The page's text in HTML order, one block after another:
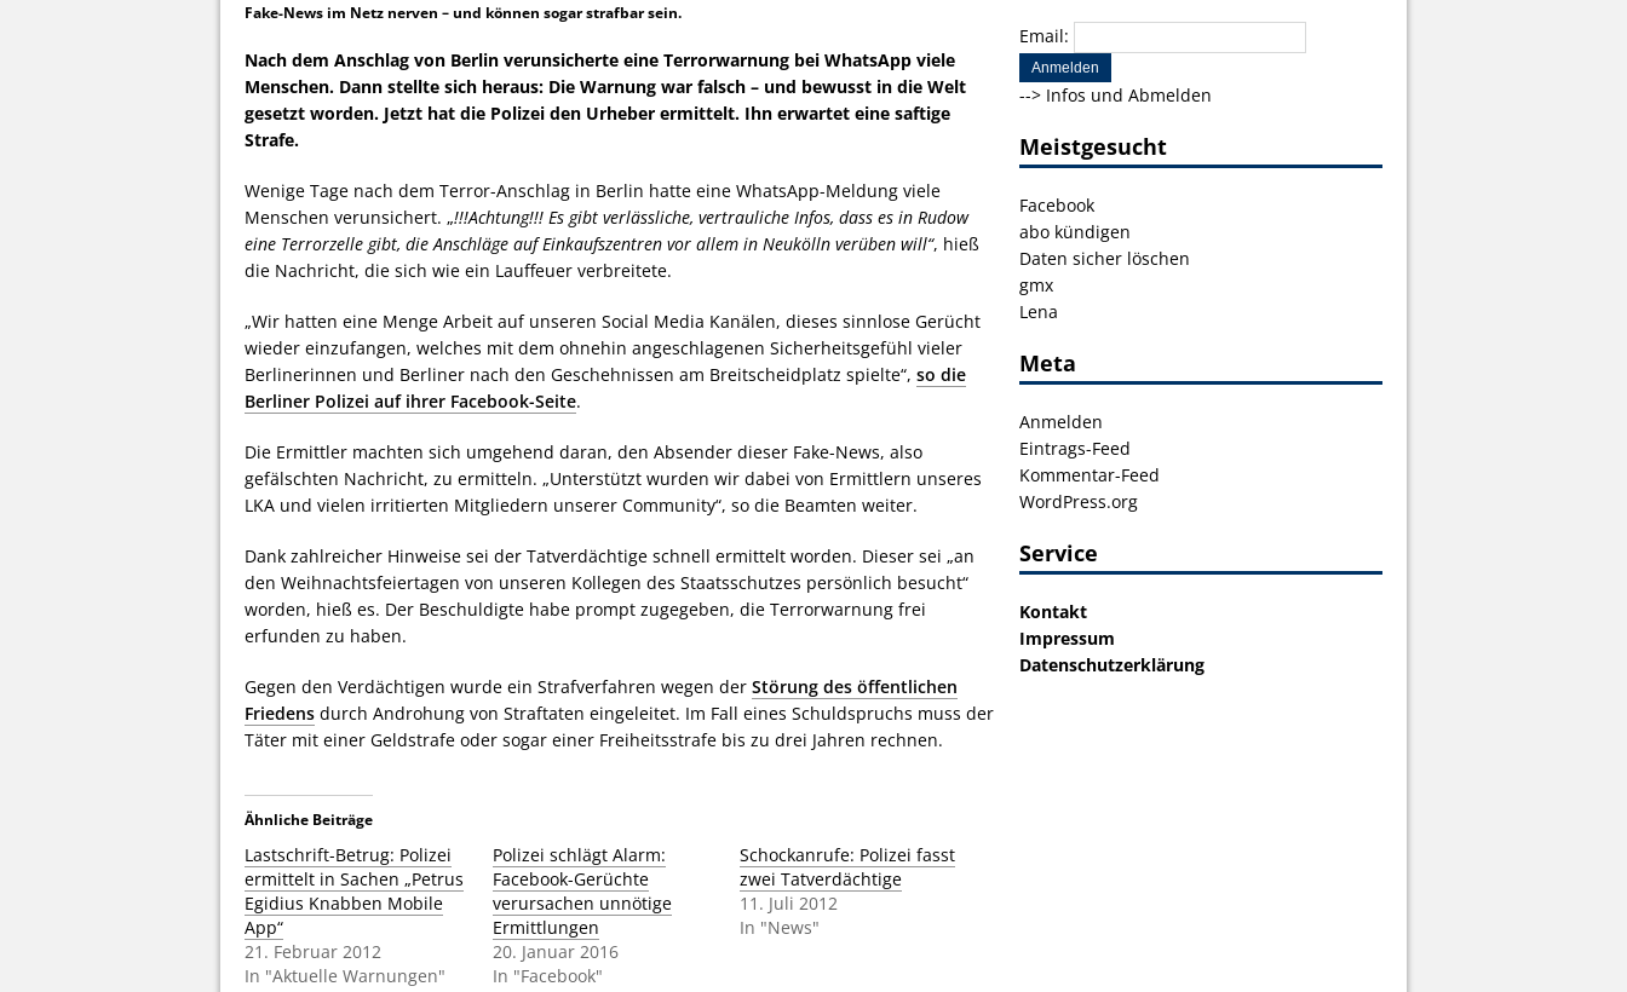
Fake-News im Netz nerven – und können sogar strafbar sein.
Nach dem Anschlag von Berlin verunsicherte eine Terrorwarnung bei WhatsApp viele
Menschen. Dann stellte sich heraus: Die Warnung war falsch – und bewusst in die Welt
gesetzt worden. Jetzt hat die Polizei den Urheber ermittelt. Ihn erwartet eine saftige
Strafe.
Wenige Tage nach dem Terror-Anschlag in Berlin hatte eine WhatsApp-Meldung viele
Menschen verunsichert. „!!!Achtung!!! Es gibt verlässliche, vertrauliche Infos, dass es in Rudow
eine Terrorzelle gibt, die Anschläge auf Einkaufszentren vor allem in Neukölln verüben will“, hieß
die Nachricht, die sich wie ein Lauffeuer verbreitete.
„Wir hatten eine Menge Arbeit auf unseren Social Media Kanälen, dieses sinnlose Gerücht
wieder einzufangen, welches mit dem ohnehin angeschlagenen Sicherheitsgefühl vieler
Berlinerinnen und Berliner nach den Geschehnissen am Breitscheidplatz spielte“, so die
Berliner Polizei auf ihrer Facebook-Seite.
Die Ermittler machten sich umgehend daran, den Absender dieser Fake-News, also
gefälschten Nachricht, zu ermitteln. „Unterstützt wurden wir dabei von Ermittlern unseres
LKA und vielen irritierten Mitgliedern unserer Community“, so die Beamten weiter.
Dank zahlreicher Hinweise sei der Tatverdächtige schnell ermittelt worden. Dieser sei „an
den Weihnachtsfeiertagen von unseren Kollegen des Staatsschutzes persönlich besucht“
worden, hieß es. Der Beschuldigte habe prompt zugegeben, die Terrorwarnung frei
erfunden zu haben.
Gegen den Verdächtigen wurde ein Strafverfahren wegen der Störung des öffentlichen
Friedens durch Androhung von Straftaten eingeleitet. Im Fall eines Schuldspruchs muss der
Täter mit einer Geldstrafe oder sogar einer Freiheitsstrafe bis zu drei Jahren rechnen.
Ähnliche Beiträge
Lastschrift-Betrug: Polizei
ermittelt in Sachen „Petrus
Egidius Knabben Mobile
App“
21. Februar 2012
In "Aktuelle Warnungen"
Polizei schlägt Alarm:
Facebook-Gerüchte
verursachen unnötige
Ermittlungen
20. Januar 2016
In "Facebook"
Schockanrufe: Polizei fasst
zwei Tatverdächtige
11. Juli 2012
In "News"
Email:
--> Infos und Abmelden
Meistgesucht
Facebook
abo kündigen
Daten sicher löschen
gmx
Lena
Meta
Anmelden
Eintrags-Feed
Kommentar-Feed
WordPress.org
Service
Kontakt
Impressum
Datenschutzerklärung